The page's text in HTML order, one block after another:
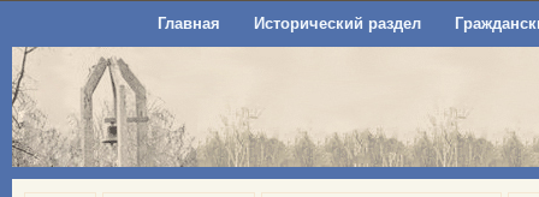
Главная Исторический раздел